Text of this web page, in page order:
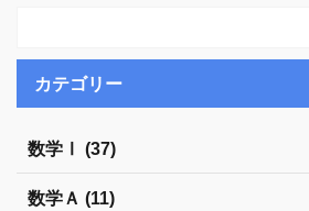
カテゴリー
数学Ⅰ (37)
数学Ａ (11)